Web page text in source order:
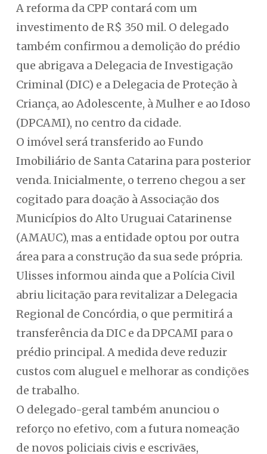
A reforma da CPP contará com um
investimento de R$ 350 mil. O delegado
também confirmou a demolição do prédio
que abrigava a Delegacia de Investigação
Criminal (DIC) e a Delegacia de Proteção à
Criança, ao Adolescente, à Mulher e ao Idoso
(DPCAMI), no centro da cidade.
O imóvel será transferido ao Fundo
Imobiliário de Santa Catarina para posterior
venda. Inicialmente, o terreno chegou a ser
cogitado para doação à Associação dos
Municípios do Alto Uruguai Catarinense
(AMAUC), mas a entidade optou por outra
área para a construção da sua sede própria.
Ulisses informou ainda que a Polícia Civil
abriu licitação para revitalizar a Delegacia
Regional de Concórdia, o que permitirá a
transferência da DIC e da DPCAMI para o
prédio principal. A medida deve reduzir
custos com aluguel e melhorar as condições
de trabalho.
O delegado-geral também anunciou o
reforço no efetivo, com a futura nomeação
de novos policiais civis e escrivães,